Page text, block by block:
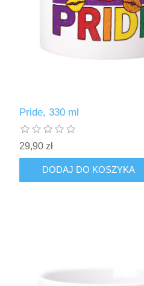
Pride, 330 ml
29,90 zł
DODAJ DO KOSZYKA